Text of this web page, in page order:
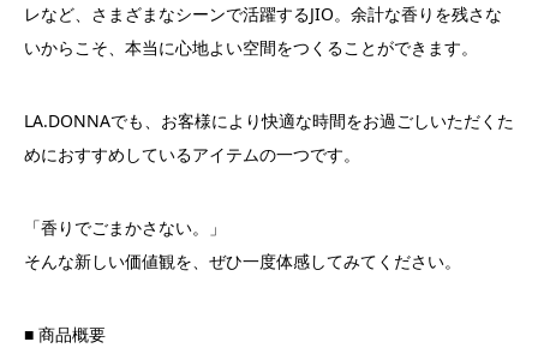
レなど、さまざまなシーンで活躍するJIO。余計な香りを残さな
いからこそ、本当に心地よい空間をつくることができます。
LA.DONNAでも、お客様により快適な時間をお過ごしいただくた
めにおすすめしているアイテムの一つです。
「香りでごまかさない。」
そんな新しい価値観を、ぜひ一度体感してみてください。
■ 商品概要